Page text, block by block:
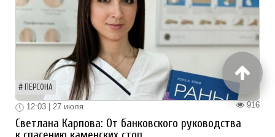
ПЕРСОНА
916
12:03 | 27 июля
Светлана Карпова: От банковского руководства